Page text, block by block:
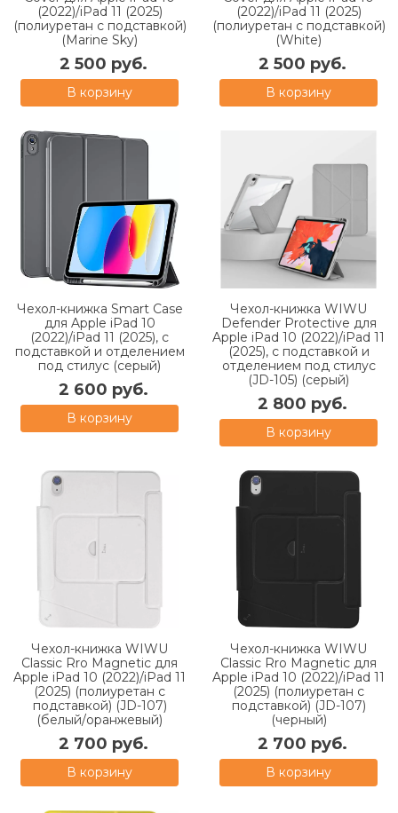
(2022)/iPad 11 (2025)
(полиуретан с подставкой)
(Marine Sky)
2 500 руб.
В корзину
(2022)/iPad 11 (2025)
(полиуретан с подставкой)
(White)
2 500 руб.
В корзину
Чехол-книжка Smart Case
для Apple iPad 10
(2022)/iPad 11 (2025), с
подставкой и отделением
под стилус (серый)
2 600 руб.
В корзину
Чехол-книжка WIWU
Defender Protective для
Apple iPad 10 (2022)/iPad 11
(2025), с подставкой и
отделением под стилус
(JD-105) (серый)
2 800 руб.
В корзину
Чехол-книжка WIWU
Classic Rro Magnetic для
Apple iPad 10 (2022)/iPad 11
(2025) (полиуретан с
подставкой) (JD-107)
(белый/оранжевый)
2 700 руб.
В корзину
Чехол-книжка WIWU
Classic Rro Magnetic для
Apple iPad 10 (2022)/iPad 11
(2025) (полиуретан с
подставкой) (JD-107)
(черный)
2 700 руб.
В корзину